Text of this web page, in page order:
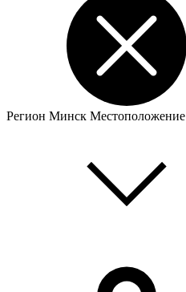
Регион Минск Местоположение